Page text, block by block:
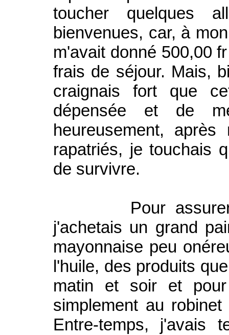
toucher quelques
bienvenues, car, à
m'avait donné 500,00
frais de séjour. Mais,
craignais fort que
dépensée et de
heureusement,
rapatriés, je touchais
de survivre.
Pour assurer
j'achetais un grand
mayonnaise peu
l'huile, des produits
matin et soir et
simplement au
Entre-temps, j'avais